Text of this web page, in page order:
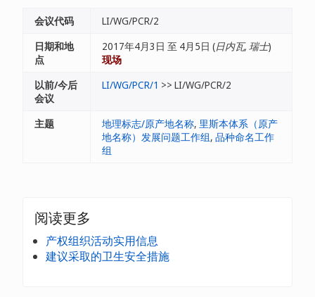
会议代码
LI/WG/PCR/2
日期和地
点
2017年4月3日 至 4月5日 (日内瓦, 瑞士)
现场
以前/今后
会议
LI/WG/PCR/1 >> LI/WG/PCR/2
主题 地理标志/原产地名称, 里斯本体系（原产
地名称）发展问题工作组, 品种命名工作
组
阅读更多
产权组织活动实用信息
建议采取的卫生安全措施